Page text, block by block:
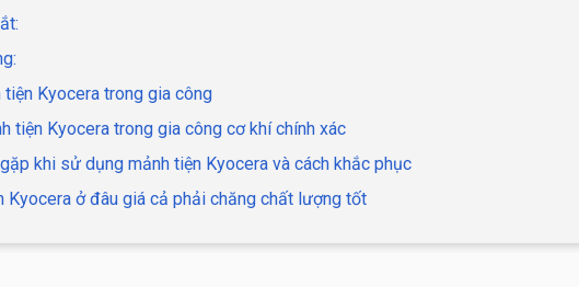
tiện Kyocera trong gia công
tiện Kyocera trong gia công cơ khí chính xác
khi sử dụng mảnh tiện Kyocera và cách khắc phục
Kyocera ở đâu giá cả phải chăng chất lượng tốt